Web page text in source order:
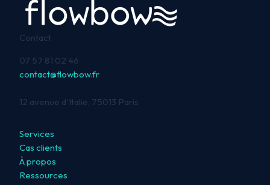
Contact
07 57 81 02 46
contact@flowbow.fr
12 avenue d'Italie, 75013 Paris
Services
Cas clients
À propos
Ressources